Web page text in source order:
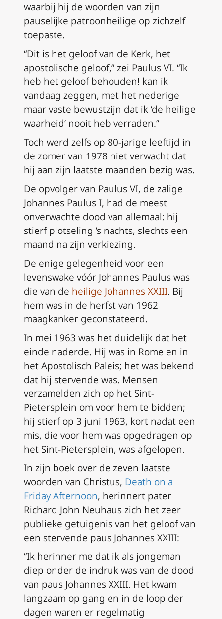
waarbij hij de woorden van zijn
pauselijke patroonheilige op zichzelf
toepaste.
“Dit is het geloof van de Kerk, het
apostolische geloof,” zei Paulus VI. “Ik
heb het geloof behouden! kan ik
vandaag zeggen, met het nederige
maar vaste bewustzijn dat ik ‘de heilige
waarheid’ nooit heb verraden.”
Toch werd zelfs op 80-jarige leeftijd in
de zomer van 1978 niet verwacht dat
hij aan zijn laatste maanden bezig was.
De opvolger van Paulus VI, de zalige
Johannes Paulus I, had de meest
onverwachte dood van allemaal: hij
stierf plotseling ’s nachts, slechts een
maand na zijn verkiezing.
De enige gelegenheid voor een
levenswake vóór Johannes Paulus was
die van de heilige Johannes XXIII. Bij
hem was in de herfst van 1962
maagkanker geconstateerd.
In mei 1963 was het duidelijk dat het
einde naderde. Hij was in Rome en in
het Apostolisch Paleis; het was bekend
dat hij stervende was. Mensen
verzamelden zich op het Sint-
Pietersplein om voor hem te bidden;
hij stierf op 3 juni 1963, kort nadat een
mis, die voor hem was opgedragen op
het Sint-Pietersplein, was afgelopen.
In zijn boek over de zeven laatste
woorden van Christus, Death on a
Friday Afternoon, herinnert pater
Richard John Neuhaus zich het zeer
publieke getuigenis van het geloof van
een stervende paus Johannes XXIII:
“Ik herinner me dat ik als jongeman
diep onder de indruk was van de dood
van paus Johannes XXIII. Het kwam
langzaam op gang en in de loop der
dagen waren er regelmatig